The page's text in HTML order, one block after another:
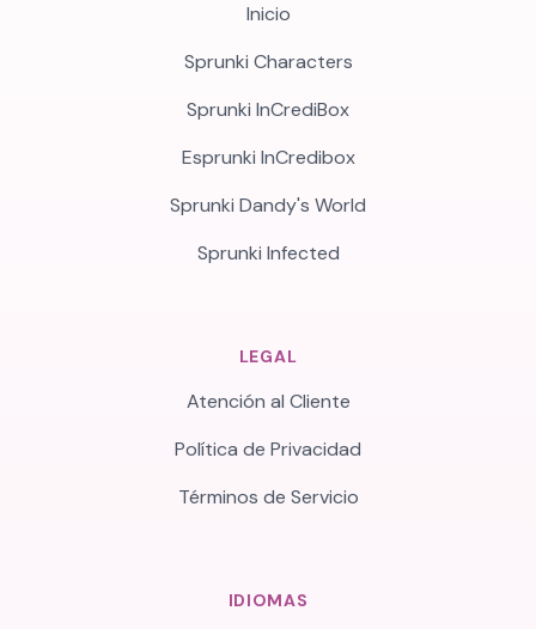
Inicio
Sprunki Characters
Sprunki InCrediBox
Esprunki InCredibox
Sprunki Dandy's World
Sprunki Infected
LEGAL
Atención al Cliente
Política de Privacidad
Términos de Servicio
IDIOMAS